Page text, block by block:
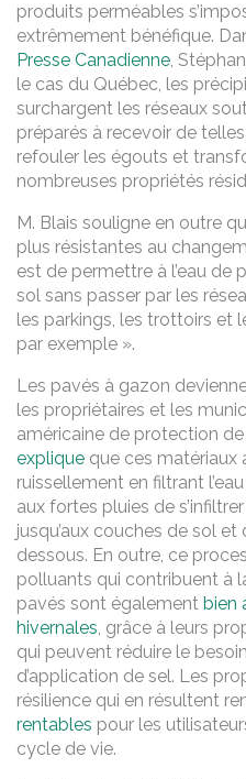
produits perméables
extrêmement bénéfique.
Presse Canadienne,
le cas du Québec, les
surchargent les réseaux
préparés à recevoir de
refouler les égouts et
nombreuses propriétés
M. Blais souligne en outre
plus résistantes au
est de permettre à l’eau de
sol sans passer par les
les parkings, les trottoirs et
par exemple ».
Les pavés à gazon
les propriétaires et les
américaine de protection de
explique que ces matériaux
ruissellement en filtrant
aux fortes pluies de
jusqu’aux couches de sol
dessous. En outre, ce
polluants qui contribuent à
pavés sont également bien
hivernales, grâce à leurs
qui peuvent réduire le
d’application de sel. Les
résilience qui en résultent
rentables pour les
cycle de vie.